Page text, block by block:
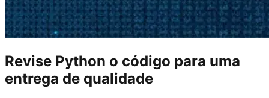
Revise Python o código para uma
entrega de qualidade